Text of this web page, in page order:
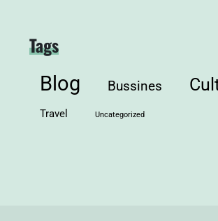
Tags
Blog Bussines
Travel Uncategorized